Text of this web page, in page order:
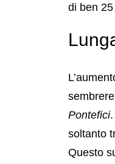
di ben
Pontefici
soltanto
Questo